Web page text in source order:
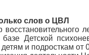
слов о ЦВЛ
восстановительного
базе Детской
и подросткам от